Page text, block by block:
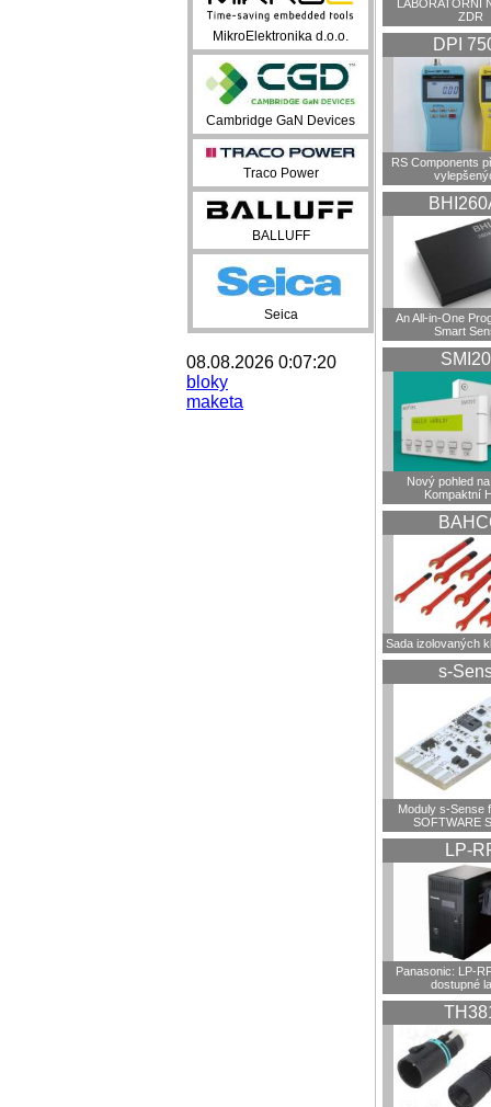
MikroElektronika d.o.o.
Cambridge GaN Devices
Traco Power
BALLUFF
Seica
08.08.2026 0:07:20
bloky
maketa
LABORATORNÍ
ZDR
DPI
RS Components
An All-in-One
Smart
Nový pohled
Kompaktní
Sada izolovaných
s-
Moduly s-Sense
SOFTWARE
LP-
Panasonic: LP-
dostupné